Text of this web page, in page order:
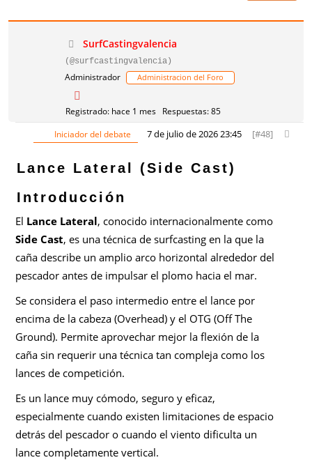
SurfCastingvalencia
(@surfcastingvalencia)
Administrador Administracion del Foro
Registrado: hace 1 mes Respuestas: 85
Iniciador del debate
7 de julio de 2026 23:45 [#48]
Lance Lateral (Side Cast)
Introducción
El Lance Lateral, conocido internacionalmente como
Side Cast, es una técnica de surfcasting en la que la
caña describe un amplio arco horizontal alrededor del
pescador antes de impulsar el plomo hacia el mar.
Se considera el paso intermedio entre el lance por
encima de la cabeza (Overhead) y el OTG (Off The
Ground). Permite aprovechar mejor la flexión de la
caña sin requerir una técnica tan compleja como los
lances de competición.
Es un lance muy cómodo, seguro y eficaz,
especialmente cuando existen limitaciones de espacio
detrás del pescador o cuando el viento dificulta un
lance completamente vertical.